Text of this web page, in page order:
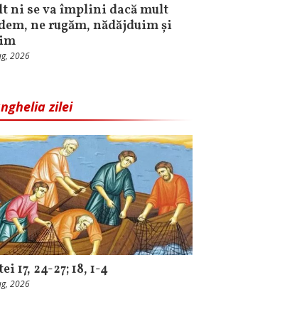
ni se va împlini dacă mult
ne rugăm, nădăjduim și
2026
zilei
17, 24-27; 18, 1-4
2026